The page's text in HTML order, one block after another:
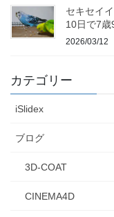
セキセイ
10日で7歳
2026/03/12
カテゴリー
iSlidex
ブログ
3D-COAT
CINEMA4D